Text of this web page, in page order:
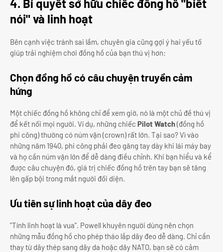
4. Bí quyết sở hữu chiếc đồng hồ "biết
nói" và linh hoạt
Bên cạnh việc tránh sai lầm, chuyên gia cũng gợi ý hai yếu tố
giúp trải nghiệm chơi đồng hồ của bạn thú vị hơn:
Chọn đồng hồ có câu chuyện truyền cảm
hứng
Một chiếc đồng hồ không chỉ để xem giờ, nó là một chủ đề thú vị
để kết nối mọi người. Ví dụ, những chiếc Pilot Watch(đồng hồ
phi công) thường có núm vặn (crown) rất lớn. Tại sao? Vì vào
những năm 1940, phi công phải đeo găng tay dày khi lái máy bay
và họ cần núm vặn lớn để dễ dàng điều chỉnh. Khi bạn hiểu và kể
được câu chuyện đó, giá trị chiếc đồng hồ trên tay bạn sẽ tăng
lên gấp bội trong mắt người đối diện.
Ưu tiên sự linh hoạt của dây đeo
"Tính linh hoạt là vua". Powell khuyên người dùng nên chọn
những mẫu đồng hồ cho phép tháo lắp dây đeo dễ dàng. Chỉ cần
thay từ dây thép sang dây da hoặc dây NATO, bạn sẽ có cảm